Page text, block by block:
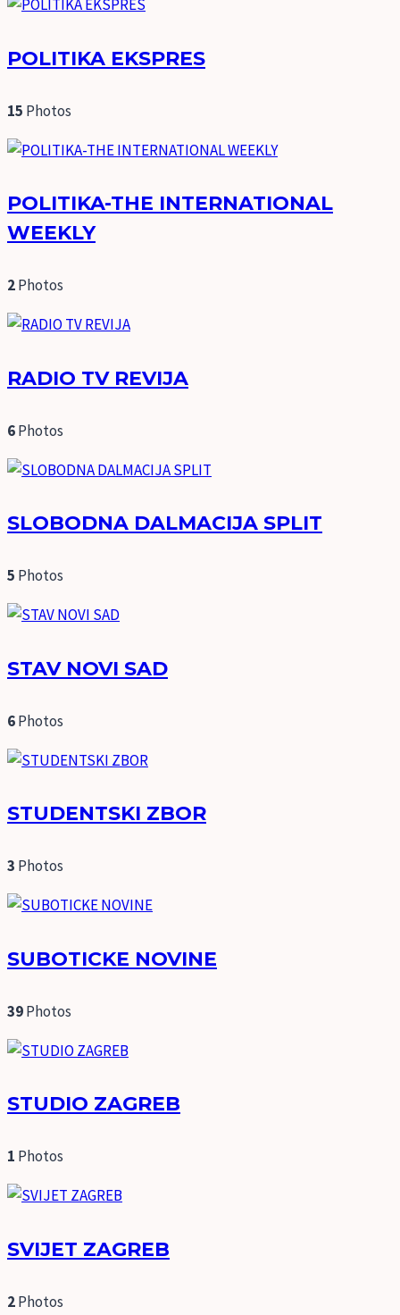
POLITIKA EKSPRES
15 Photos
POLITIKA-THE INTERNATIONAL
WEEKLY
2Photos
RADIO TV REVIJA
6Photos
SLOBODNA DALMACIJA SPLIT
5 Photos
STAV NOVI SAD
6Photos
STUDENTSKI ZBOR
3 Photos
SUBOTICKE NOVINE
39Photos
STUDIO ZAGREB
1 Photos
SVIJET ZAGREB
2Photos